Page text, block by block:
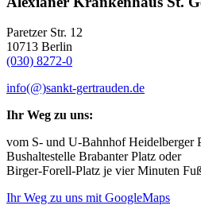
Paretzer Str. 12
10713 Berlin
(030) 8272-0
info(@)sankt-gertrauden.de
Ihr Weg zu uns:
vom S- und U-Bahnhof Heidelberger
Bushaltestelle Brabanter Platz oder
Birger-Forell-Platz je vier Minuten
Ihr Weg zu uns mit GoogleMaps